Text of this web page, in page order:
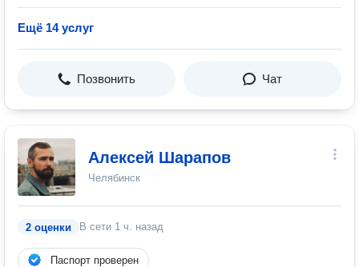
Ещё 14 услуг
Позвонить Чат
Алексей Шарапов
Челябинск
2 оценки В сети 1 ч. назад
Паспорт проверен